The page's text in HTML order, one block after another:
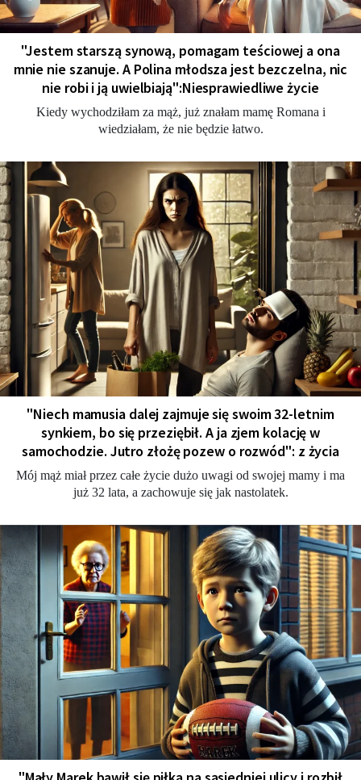
"Jestem starszą synową, pomagam teściowej a ona
mnie nie szanuje. A Polina młodsza jest bezczelna, nic
nie robi i ją uwielbiają":Niesprawiedliwe życie
Kiedy wychodziłam za mąż, już znałam mamę Romana i
wiedziałam, że nie będzie łatwo.
"Niech mamusia dalej zajmuje się swoim 32-letnim
synkiem, bo się przeziębił. A ja zjem kolację w
samochodzie. Jutro złożę pozew o rozwód": z życia
Mój mąż miał przez całe życie dużo uwagi od swojej mamy i ma
już 32 lata, a zachowuje się jak nastolatek.